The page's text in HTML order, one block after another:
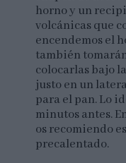
horno y un
volcánicas que
encendemos el
también
colocarlas bajo
justo en un
para el pan. Lo
minutos antes.
os recomiendo
precalentado.